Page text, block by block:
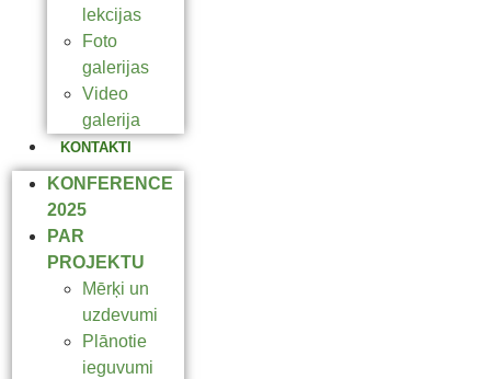
lekcijas
Foto
galerijas
Video
galerija
KONTAKTI
KONFERENCE
2025
PAR
PROJEKTU
Mērķi un
uzdevumi
Plānotie
ieguvumi